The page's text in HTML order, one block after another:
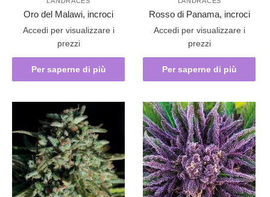
Oro del Malawi, incroci
Accedi per visualizzare i
prezzi
Per saperne di più
Rosso di Panama, incroci
Accedi per visualizzare i
prezzi
Per saperne di più